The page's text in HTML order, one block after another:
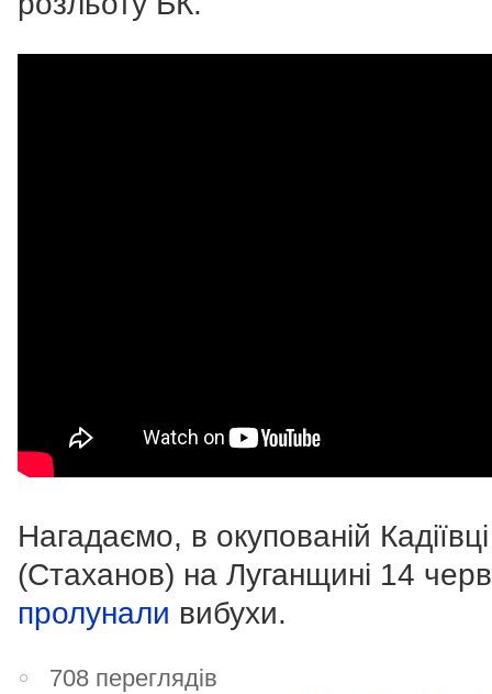
Нагадаємо, в окупованій Кадіївці
(Стаханов) на Луганщині 14
пролунали вибухи.
708 переглядів